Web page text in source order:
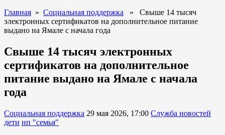
Главная » Социальная поддержка » Свыше 14 тысяч
электронных сертификатов на дополнительное питание
выдано на Ямале с начала года
Свыше 14 тысяч электронных
сертификатов на дополнительное
питание выдано на Ямале с начала
года
Социальная поддержка 29 мая 2026, 17:00 Служба новостей
дети нп "семья"